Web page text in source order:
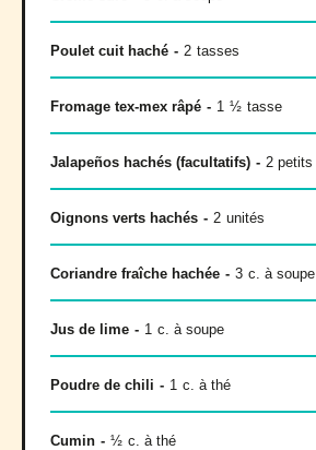
Poulet cuit haché - 2 tasses
Fromage tex-mex râpé - 1 ½ tasse
Jalapeños hachés (facultatifs) - 2 petits
Oignons verts hachés - 2 unités
Coriandre fraîche hachée - 3 c. à soupe
Jus de lime - 1 c. à soupe
Poudre de chili - 1 c. à thé
Cumin - ½ c. à thé